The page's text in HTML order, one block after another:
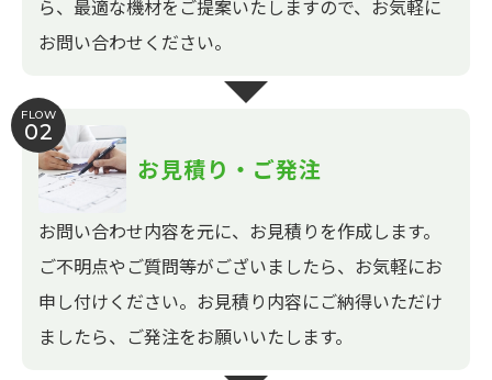
ら、最適な機材をご提案いたしますので、お気軽に
お問い合わせください。
FLOW
02
お見積り・ご発注
お問い合わせ内容を元に、お見積りを作成します。
ご不明点やご質問等がございましたら、お気軽にお
申し付けください。お見積り内容にご納得いただけ
ましたら、ご発注をお願いいたします。